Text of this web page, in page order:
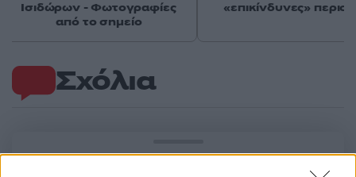
Σχόλια
Ισιδώρων - Φωτογραφίες
από το σημείο
«επικίνδυνες»